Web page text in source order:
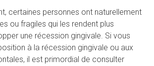
certaines personnes ont naturellement
ou fragiles qui les rendent plus
une récession gingivale. Si vous
à la récession gingivale ou aux
il est primordial de consulter